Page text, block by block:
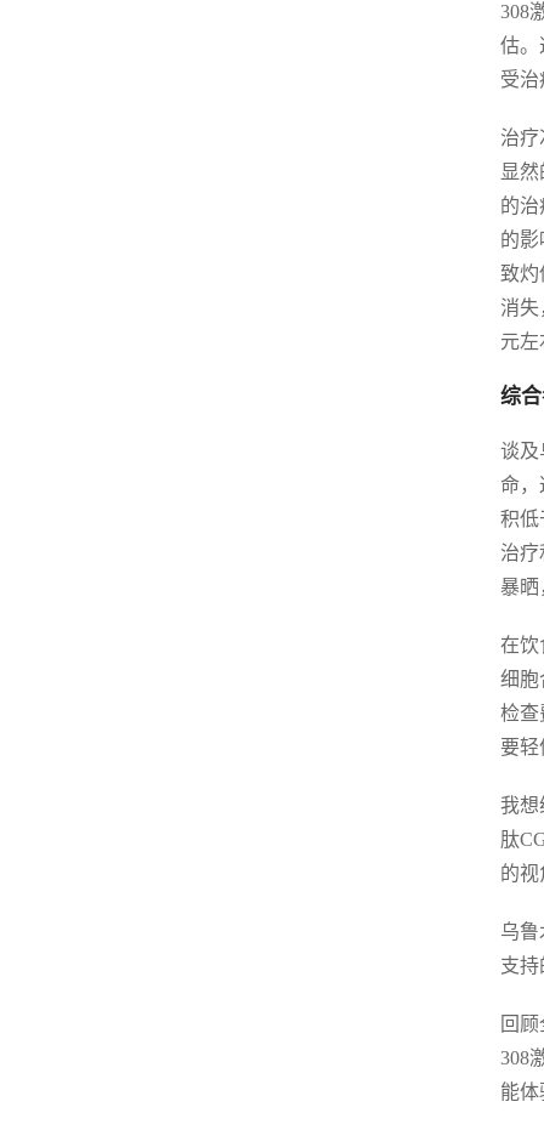
308
估。
受治
治疗
显
的治
的影
致
消失
元左
综
谈及
命，
积低
治
暴晒
在饮
细胞
检查
要轻
我想
肽
的视
乌鲁
支持
回
308
能体